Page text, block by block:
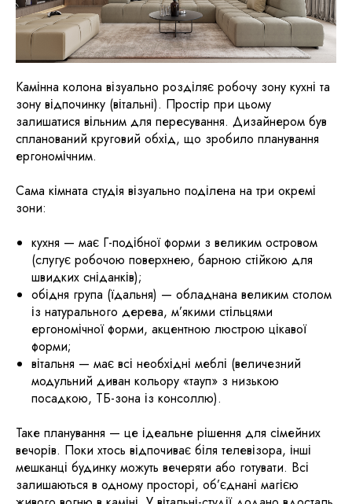
Камінна колона візуально розділяє робочу зону кухні та
зону відпочинку (вітальні). Простір при цьому
залишатися вільним для пересування. Дизайнером був
спланований круговий обхід, що зробило планування
ергономічним.
Сама кімната студія візуально поділена на три окремі
зони:
кухня — має Г-подібної форми з великим островом
(слугує робочою поверхнею, барною стійкою для
швидких сніданків);
обідня група (їдальня) — обладнана великим столом
із натурального дерева, м’якими стільцями
ергономічної форми, акцентною люстрою цікавої
форми;
вітальня — має всі необхідні меблі (величезний
модульний диван кольору «тауп» з низькою
посадкою, ​ТБ-зона із консоллю).
​Таке планування — це ідеальне рішення для сімейних
вечорів. Поки хтось відпочиває біля телевізора, інші
мешканці будинку можуть вечеряти або готувати. Всі
залишаються в одному просторі, об’єднані магією